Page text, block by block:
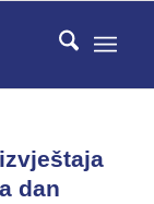
dan